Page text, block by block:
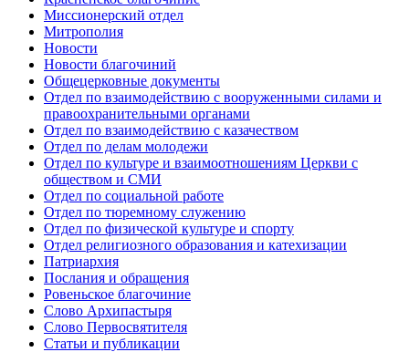
Миссионерский отдел
Митрополия
Новости
Новости благочиний
Общецерковные документы
Отдел по взаимодействию с вооруженными силами и
правоохранительными органами
Отдел по взаимодействию с казачеством
Отдел по делам молодежи
Отдел по культуре и взаимоотношениям Церкви с
обществом и СМИ
Отдел по социальной работе
Отдел по тюремному служению
Отдел по физической культуре и спорту
Отдел религиозного образования и катехизации
Патриархия
Послания и обращения
Ровеньское благочиние
Слово Архипастыря
Слово Первосвятителя
Статьи и публикации